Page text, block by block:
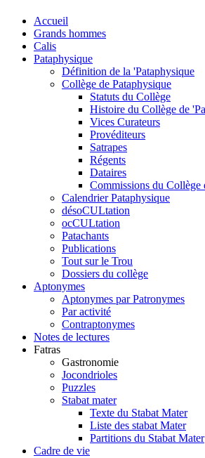
Accueil
Grands hommes
Calis
Pataphysique
Définition de la 'Pataphysique
Collège de Pataphysique
Statuts du Collège
Histoire du Collège de
Vices Curateurs
Provéditeurs
Satrapes
Régents
Dataires
Commissions du Collège
Calendrier Pataphysique
désoCULtation
ocCULtation
Patachants
Publications
Tout sur le Trou
Dossiers du collège
Aptonymes
Aptonymes par Patronymes
Par activité
Contraptonymes
Notes de lectures
Fatras
Gastronomie
Jocondrioles
Puzzles
Stabat mater
Texte du Stabat Mater
Liste des stabat Mater
Partitions du Stabat Mater
Cadre de vie